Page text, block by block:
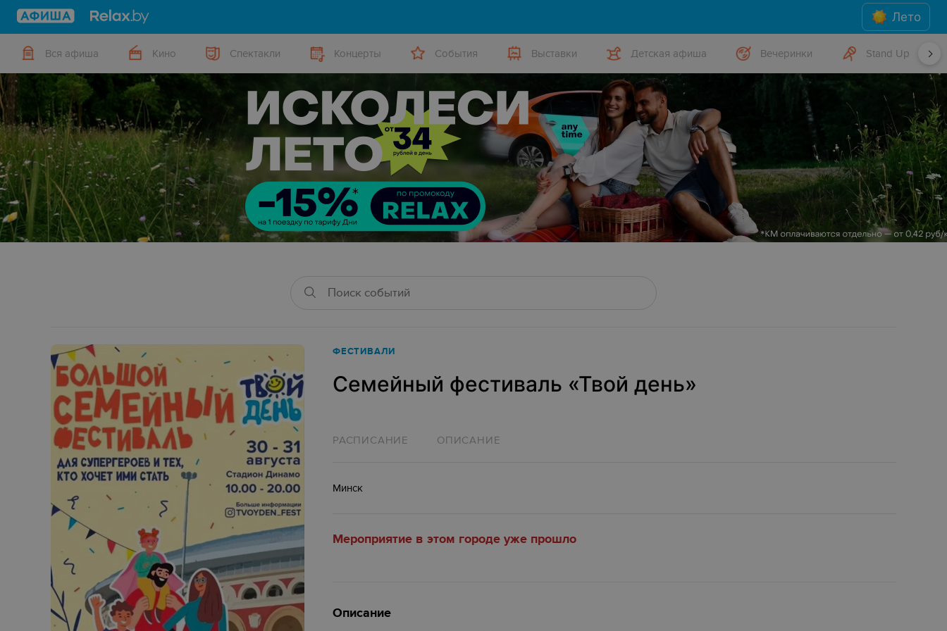
Лето
Вся афиша Кино Спектакли Концерты События Выставки Детская афиша Вечеринки Stand Up
ФЕСТИВАЛИ
Семейный фестиваль «‎Твой день»‎
РАСПИСАНИЕ ОПИСАНИЕ
Минск
Мероприятие в этом городе уже прошло
Описание